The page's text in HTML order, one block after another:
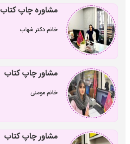
مشاوره چاپ کتاب
خانم دکتر شهاب
مشاور چاپ کتاب
خانم مومنی
مشاور چاپ کتاب